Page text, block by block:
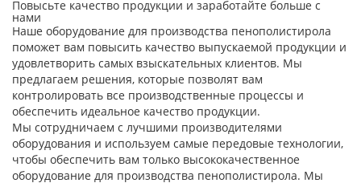
Повысьте качество продукции и заработайте больше с
нами
Наше оборудование для производства пенополистирола
поможет вам повысить качество выпускаемой продукции и
удовлетворить самых взыскательных клиентов. Мы
предлагаем решения, которые позволят вам
контролировать все производственные процессы и
обеспечить идеальное качество продукции.
Мы сотрудничаем с лучшими производителями
оборудования и используем самые передовые технологии,
чтобы обеспечить вам только высококачественное
оборудование для производства пенополистирола. Мы